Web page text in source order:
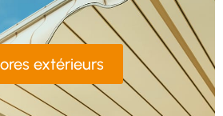
extérieurs